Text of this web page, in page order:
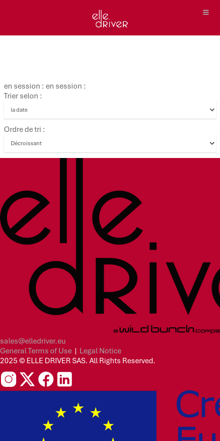
en session : en session :
Trier selon :
Ordre de tri :
sales@elledriver.eu
General Terms of Use | Legal Notice
2025 © ELLE DRIVER SAS. All Rights Reserved.